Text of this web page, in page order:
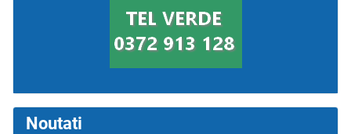
Noutati